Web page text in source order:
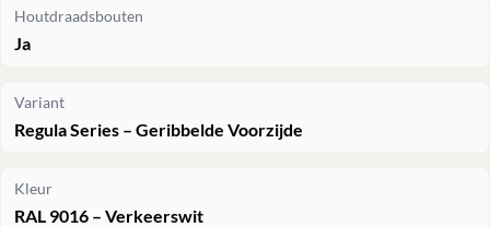
Houtdraadsbouten
Ja
Variant
Regula Series – Geribbelde Voorzijde
Kleur
RAL 9016 – Verkeerswit